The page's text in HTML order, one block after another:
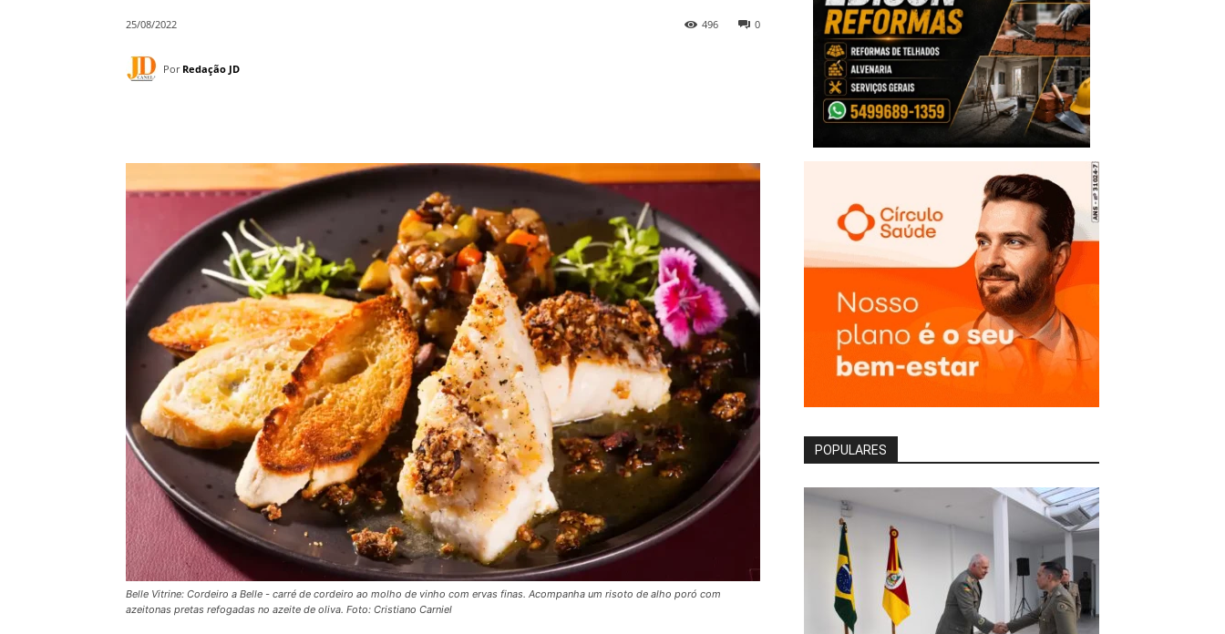
25/08/2022 0
496
Por Redação JD
Belle Vitrine: Cordeiro a Belle - carré de cordeiro ao molho de vinho com ervas finas. Acompanha um risoto de alho poró com
azeitonas pretas refogadas no azeite de oliva. Foto: Cristiano Carniel
POPULARES